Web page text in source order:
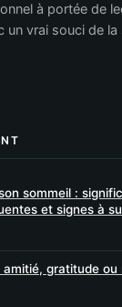
à portée de
un vrai souci de la
sommeil :
et signes à
amitié, gratitude ou